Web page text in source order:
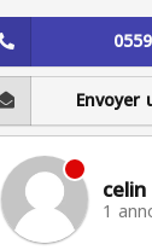
Envoyer
1